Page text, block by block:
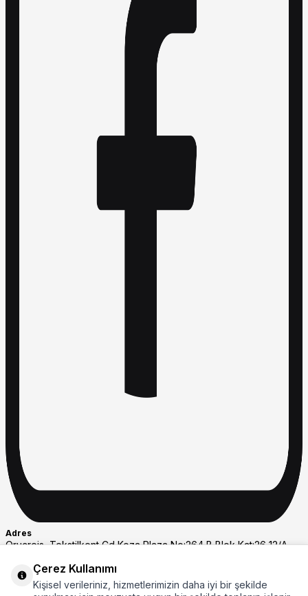
Adres
Oruçreis, Tekstilkent Cd Koza Plaza No:264 B Blok Kat:26 12/A
Whastapp Destek
+908508007297
Çerez Kullanımı
Kişisel verileriniz, hizmetlerimizin daha iyi bir şekilde